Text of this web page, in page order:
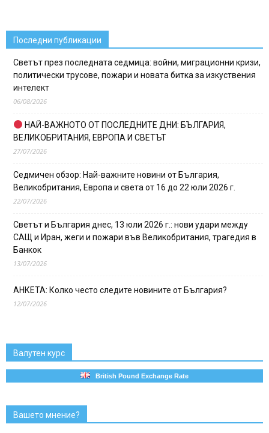
Последни публикации
Светът през последната седмица: войни, миграционни кризи,
политически трусове, пожари и новата битка за изкуствения
интелект
06/08/2026
НАЙ-ВАЖНОТО ОТ ПОСЛЕДНИТЕ ДНИ: БЪЛГАРИЯ,
ВЕЛИКОБРИТАНИЯ, ЕВРОПА И СВЕТЪТ
27/07/2026
Седмичен обзор: Най-важните новини от България,
Великобритания, Европа и света от 16 до 22 юли 2026 г.
22/07/2026
Светът и България днес, 13 юли 2026 г.: нови удари между
САЩ и Иран, жеги и пожари във Великобритания, трагедия в
Банкок
13/07/2026
АНКЕТА: Колко често следите новините от България?
12/07/2026
Валутен курс
British Pound Exchange Rate
Вашето мнение?